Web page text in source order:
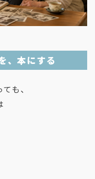
、本にする
も、